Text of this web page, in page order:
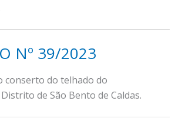
Nº 39/2023
conserto do telhado do
de São Bento de Caldas.